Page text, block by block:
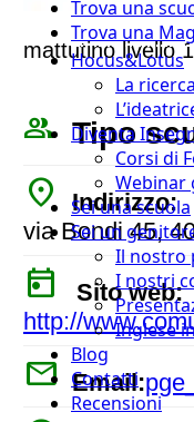
Trova una
Trova una
Hocus&Lotus
La
Diventa
Corsi di
Webinar
Sei una scuola
Sei un
Il nostro
I nostri
Inglese
Blog
Contatti
Recensioni
mattutino livello 1
people_outline Tipo
place
Indirizzo:
via Bondi 45,
today
Sito web:
http://
mail Email: